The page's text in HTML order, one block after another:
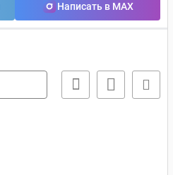
Написать в MAX